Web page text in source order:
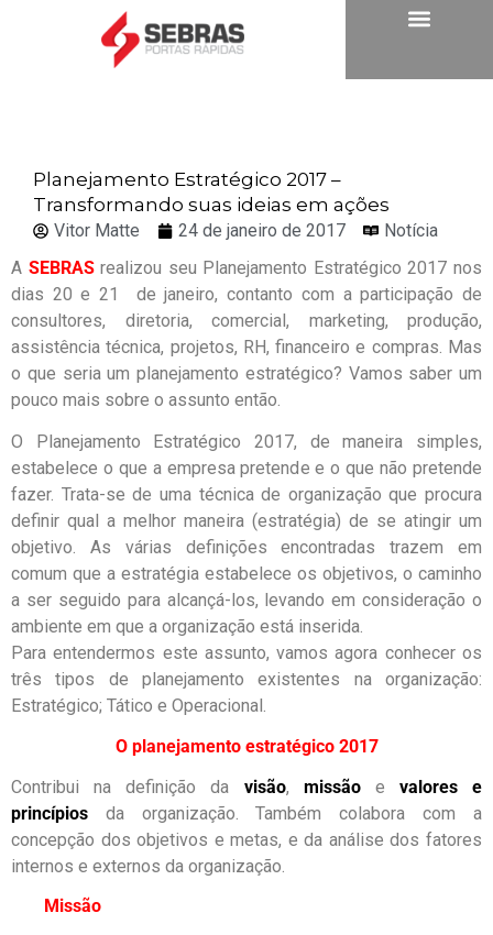
Planejamento Estratégico 2017 –
Transformando suas ideias em ações
Vitor Matte 24 de janeiro de 2017
Notícia
A SEBRASrealizou seu Planejamento Estratégico 2017 nos
dias 20 e 21 de janeiro, contanto com a participação de
consultores, diretoria, comercial, marketing, produção,
assistência técnica, projetos, RH, financeiro e compras. Mas
o que seria um planejamento estratégico? Vamos saber um
pouco mais sobre o assunto então.
O Planejamento Estratégico 2017, de maneira simples,
estabelece o que a empresa pretende e o que não pretende
fazer. Trata-se de uma técnica de organização que procura
definir qual a melhor maneira (estratégia) de se atingir um
objetivo. As várias definições encontradas trazem em
comum que a estratégia estabelece os objetivos, o caminho
a ser seguido para alcançá-los, levando em consideração o
ambiente em que a organização está inserida.
Para entendermos este assunto, vamos agora conhecer os
três tipos de planejamento existentes na organização:
Estratégico; Tático e Operacional.
O planejamento estratégico 2017
Contribui na definição da visão, missãoe valores e
princípios da organização. Também colabora com a
concepção dos objetivos e metas, e da análise dos fatores
internos e externos da organização.
Missão